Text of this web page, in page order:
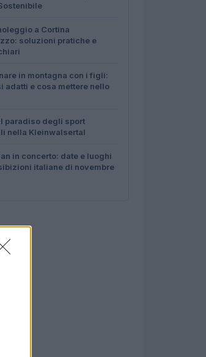
a Cortina
soluzioni pratiche e
in montagna con i figli:
adatti e cosa mettere nello
paradiso degli sport
nella Kleinwalsertal
in concerto: date e luoghi
italiane di novembre